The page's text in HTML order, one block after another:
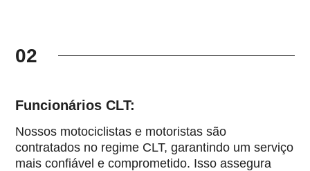
02
Funcionários CLT:
Nossos motociclistas e motoristas são
contratados no regime CLT, garantindo um serviço
mais confiável e comprometido. Isso assegura